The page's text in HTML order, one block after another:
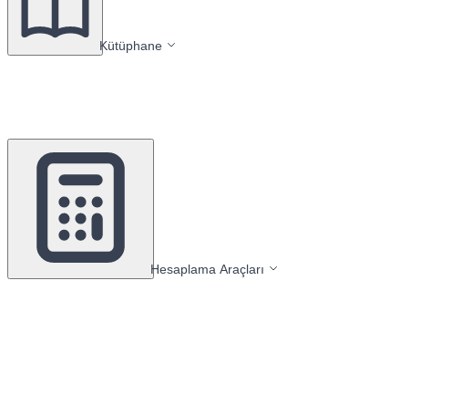
Kütüphane
Hesaplama Araçları